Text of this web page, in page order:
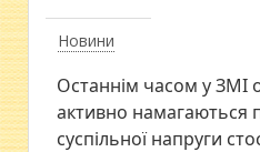
Новини
Останнім часом у ЗМІ
активно намагаються
суспільної напруги